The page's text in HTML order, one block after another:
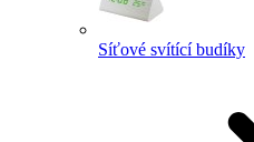
Síťové svítící budíky